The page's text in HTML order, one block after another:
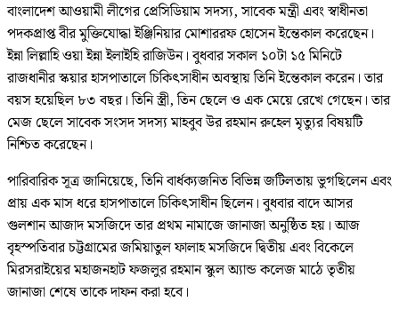
বাংলাদেশ আওয়ামী লীগের প্রেসিডিয়াম সদস্য, সাবেক মন্ত্রী এবং স্বাধীনতা
পদকপ্রাপ্ত বীর মুক্তিযোদ্ধা ইঞ্জিনিয়ার মোশাররফ হোসেন ইন্তেকাল করেছেন।
ইন্না লিল্লাহি ওয়া ইন্না ইলাইহি রাজিউন। বুধবার সকাল ১০টা ১৫ মিনিটে
রাজধানীর স্কয়ার হাসপাতালে চিকিৎসাধীন অবস্থায় তিনি ইন্তেকাল করেন। তার
বয়স হয়েছিল ৮৩ বছর। তিনি স্ত্রী, তিন ছেলে ও এক মেয়ে রেখে গেছেন। তার
মেজ ছেলে সাবেক সংসদ সদস্য মাহবুব উর রহমান রুহেল মৃত্যুর বিষয়টি
নিশ্চিত করেছেন।
পারিবারিক সূত্র জানিয়েছে, তিনি বার্ধক্যজনিত বিভিন্ন জটিলতায় ভুগছিলেন এবং
প্রায় এক মাস ধরে হাসপাতালে চিকিৎসাধীন ছিলেন। বুধবার বাদে আসর
গুলশান আজাদ মসজিদে তার প্রথম নামাজে জানাজা অনুষ্ঠিত হয়। আজ
বৃহস্পতিবার চট্টগ্রামের জমিয়াতুল ফালাহ মসজিদে দ্বিতীয় এবং বিকেলে
মিরসরাইয়ের মহাজনহাট ফজলুর রহমান স্কুল অ্যান্ড কলেজ মাঠে তৃতীয়
জানাজা শেষে তাকে দাফন করা হবে।